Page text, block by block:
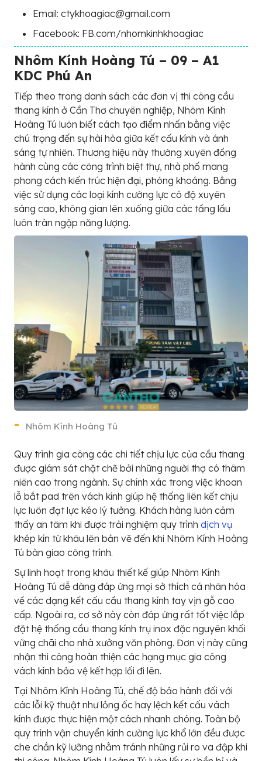
Email: ctykhoagiac@gmail.com
Facebook: FB.com/nhomkinhkhoagiac
Nhôm Kính Hoàng Tú – 09 – A1
KDC Phú An
Tiếp theo trong danh sách các đơn vị thi công cầu
thang kính ở Cần Thơ chuyên nghiệp, Nhôm Kính
Hoàng Tú luôn biết cách tạo điểm nhấn bằng việc
chú trọng đến sự hài hòa giữa kết cấu kính và ánh
sáng tự nhiên. Thương hiệu này thường xuyên đồng
hành cùng các công trình biệt thự, nhà phố mang
phong cách kiến trúc hiện đại, phóng khoáng. Bằng
việc sử dụng các loại kính cường lực có độ xuyên
sáng cao, không gian lên xuống giữa các tầng lầu
luôn tràn ngập năng lượng.
Nhôm Kính Hoàng Tú
Quy trình gia công các chi tiết chịu lực của cầu thang
được giám sát chặt chẽ bởi những người thợ có thâm
niên cao trong ngành. Sự chính xác trong việc khoan
lỗ bắt pad trên vách kính giúp hệ thống liên kết chịu
lực luôn đạt lực kéo lý tưởng. Khách hàng luôn cảm
thấy an tâm khi được trải nghiệm quy trình dịch vụ
khép kín từ khâu lên bản vẽ đến khi Nhôm Kính Hoàng
Tú bàn giao công trình.
Sự linh hoạt trong khâu thiết kế giúp Nhôm Kính
Hoàng Tú dễ dàng đáp ứng mọi sở thích cá nhân hóa
về các dạng kết cấu cầu thang kính tay vịn gỗ cao
cấp. Ngoài ra, cơ sở này còn đáp ứng rất tốt việc lắp
đặt hệ thống cầu thang kính trụ inox đặc nguyên khối
vững chãi cho nhà xưởng văn phòng. Đơn vị này cũng
nhận thi công hoàn thiện các hạng mục gia công
vách kính bảo vệ kết hợp lối đi lên.
Tại Nhôm Kính Hoàng Tú, chế độ bảo hành đối với
các lỗi kỹ thuật như lỏng ốc hay lệch kết cấu vách
kính được thực hiện một cách nhanh chóng. Toàn bộ
quy trình vận chuyển kính cường lực khổ lớn đều được
che chắn kỹ lưỡng nhằm tránh những rủi ro va đập khi